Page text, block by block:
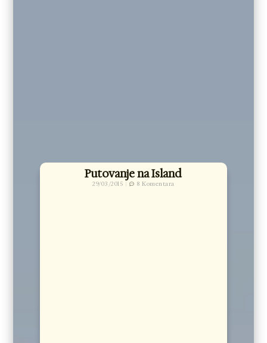
Putovanje na Island
29/03/2015 8 Komentara